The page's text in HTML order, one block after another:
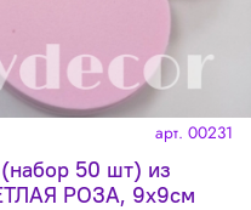
арт. 00231
50 шт) из
РОЗА, 9х9см